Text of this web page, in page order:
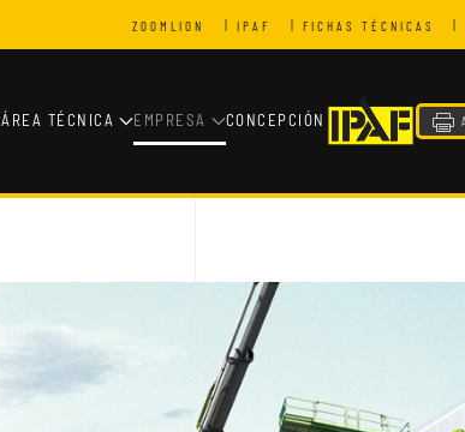
ZOOMLION | IPAF | FICHAS TÉCNICAS |
ÁREA TÉCNICA EMPRESA CONCEPCIÓN